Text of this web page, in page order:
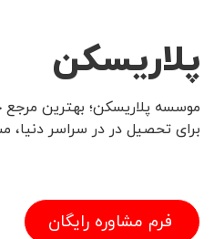
پلاریسکن
موسسه پلاریسکن؛ بهترین مرجع
برای تحصیل در در سراسر دنیا،
فرم مشاوره رایگان